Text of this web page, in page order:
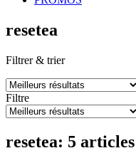
resetea
Filtrer & trier
Filtre
resetea: 5 articles